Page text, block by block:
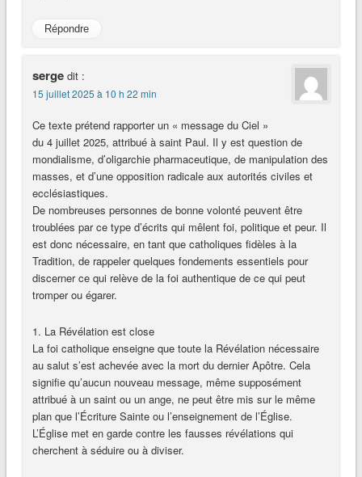
Répondre
serge dit :
15 juillet 2025 à 10 h 22 min
Ce texte prétend rapporter un « message du Ciel »
du 4 juillet 2025, attribué à saint Paul. Il y est question de
mondialisme, d’oligarchie pharmaceutique, de manipulation des
masses, et d’une opposition radicale aux autorités civiles et
ecclésiastiques.
De nombreuses personnes de bonne volonté peuvent être
troublées par ce type d’écrits qui mêlent foi, politique et peur. Il
est donc nécessaire, en tant que catholiques fidèles à la
Tradition, de rappeler quelques fondements essentiels pour
discerner ce qui relève de la foi authentique de ce qui peut
tromper ou égarer.
1. La Révélation est close
La foi catholique enseigne que toute la Révélation nécessaire
au salut s’est achevée avec la mort du dernier Apôtre. Cela
signifie qu’aucun nouveau message, même supposément
attribué à un saint ou un ange, ne peut être mis sur le même
plan que l’Écriture Sainte ou l’enseignement de l’Église.
L’Église met en garde contre les fausses révélations qui
cherchent à séduire ou à diviser.